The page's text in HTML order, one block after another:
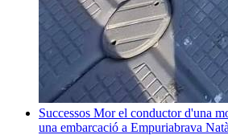
Successos Mor el conductor d'una
una embarcació a Empuriabrava